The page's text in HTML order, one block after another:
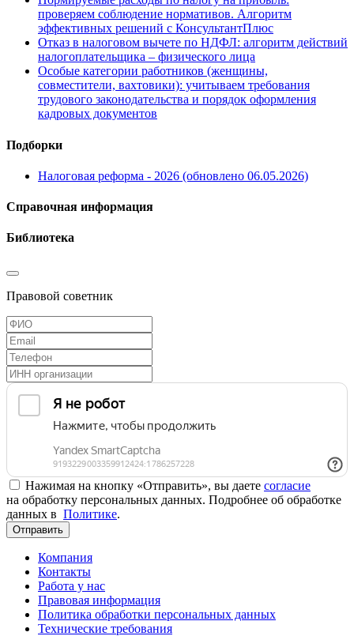
проверяем соблюдение нормативов. Алгоритм
эффективных решений с КонсультантПлюс
Отказ в налоговом вычете по НДФЛ: алгоритм действий
налогоплательщика – физического лица
Особые категории работников (женщины,
совместители, вахтовики): учитываем требования
трудового законодательства и порядок оформления
кадровых документов
Подборки
Налоговая реформа - 2026 (обновлено 06.05.2026)
Справочная информация
Библиотека
Правовой советник
Нажимая на кнопку «Отправить», вы даете согласие
на обработку персональных данных. Подробнее об обработке
данных в Политике.
Отправить
Компания
Контакты
Работа у нас
Правовая информация
Политика обработки персональных данных
Технические требования